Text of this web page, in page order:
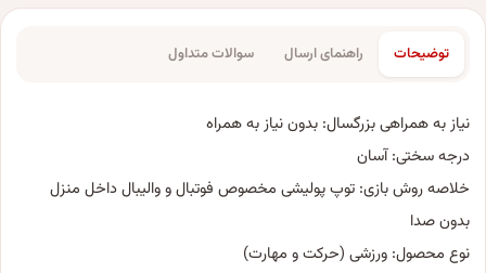
توضیحات راهنمای ارسال سوالات متداول
نیاز به همراهی بزرگسال: بدون نیاز به همراه
درجه سختی: آسان
خلاصه روش بازی: توپ پولیشی مخصوص فوتبال و والیبال داخل منزل
بدون صدا
نوع محصول: ورزشی (حرکت و مهارت)